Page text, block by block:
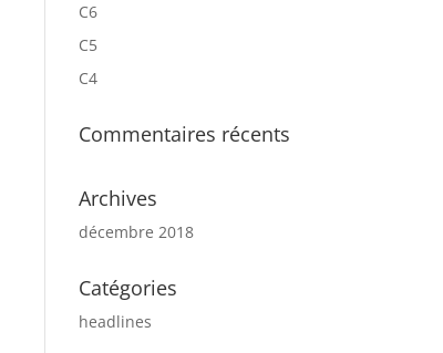
C6
C5
C4
Commentaires récents
Archives
décembre 2018
Catégories
headlines